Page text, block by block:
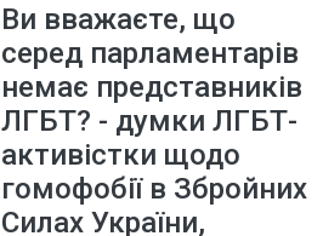
Ви вважаєте, що
серед парламентарів
немає представників
ЛГБТ? - думки ЛГБТ-
активістки щодо
гомофобії в Збройних
Силах України,